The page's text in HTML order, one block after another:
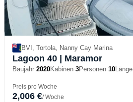
BVI, Tortola, Nanny Cay Marina
Lagoon 40 | Maramor
Baujahr 2020Kabinen 3Personen 10Länge
Preis pro Woche
2,006 €/ Woche